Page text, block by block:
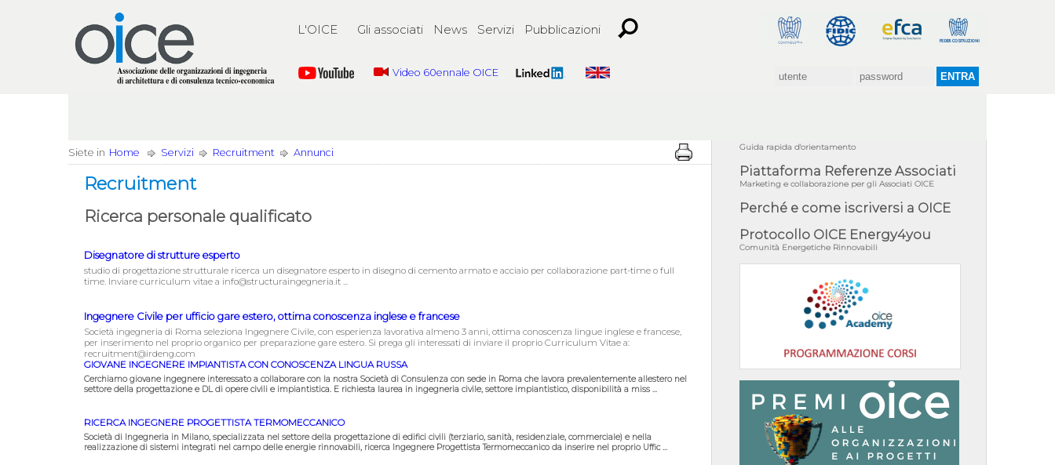
L'OICE Gli associati News Servizi Pubblicazioni
Video 60ennale OICE
Siete in Home Servizi Recruitment Annunci
Recruitment
Ricerca personale qualificato
Disegnatore di strutture esperto
studio di progettazione strutturale ricerca un disegnatore esperto in disegno di cemento armato e acciaio per collaborazione part-time o full
time. Inviare curriculum vitae a info@structuraingegneria.it ...
Ingegnere Civile per ufficio gare estero, ottima conoscenza inglese e francese
Società ingegneria di Roma seleziona Ingegnere Civile, con esperienza lavorativa almeno 3 anni, ottima conoscenza lingue inglese e francese,
per inserimento nel proprio organico per preparazione gare estero. Si prega gli interessati di inviare il proprio Curriculum Vitae a:
recruitment@irdeng.com
GIOVANE INGEGNERE IMPIANTISTA CON CONOSCENZA LINGUA RUSSA
Cerchiamo giovane ingegnere interessato a collaborare con la nostra Società di Consulenza con sede in Roma che lavora prevalentemente allestero nel
settore della progettazione e DL di opere civili e impiantistica. E richiesta laurea in ingegneria civile, settore impiantistico, disponibilità a miss ...
RICERCA INGEGNERE PROGETTISTA TERMOMECCANICO
Società di Ingegneria in Milano, specializzata nel settore della progettazione di edifici civili (terziario, sanità, residenziale, commerciale) e nella
realizzazione di sistemi integrati nel campo delle energie rinnovabili, ricerca Ingegnere Progettista Termomeccanico da inserire nel proprio Uffic ...
Guida rapida d'orientamento
Piattaforma Referenze Associati
Marketing e collaborazione per gli Associati OICE
Perché e come iscriversi a OICE
Protocollo OICE Energy4you
Comunità Energetiche Rinnovabili